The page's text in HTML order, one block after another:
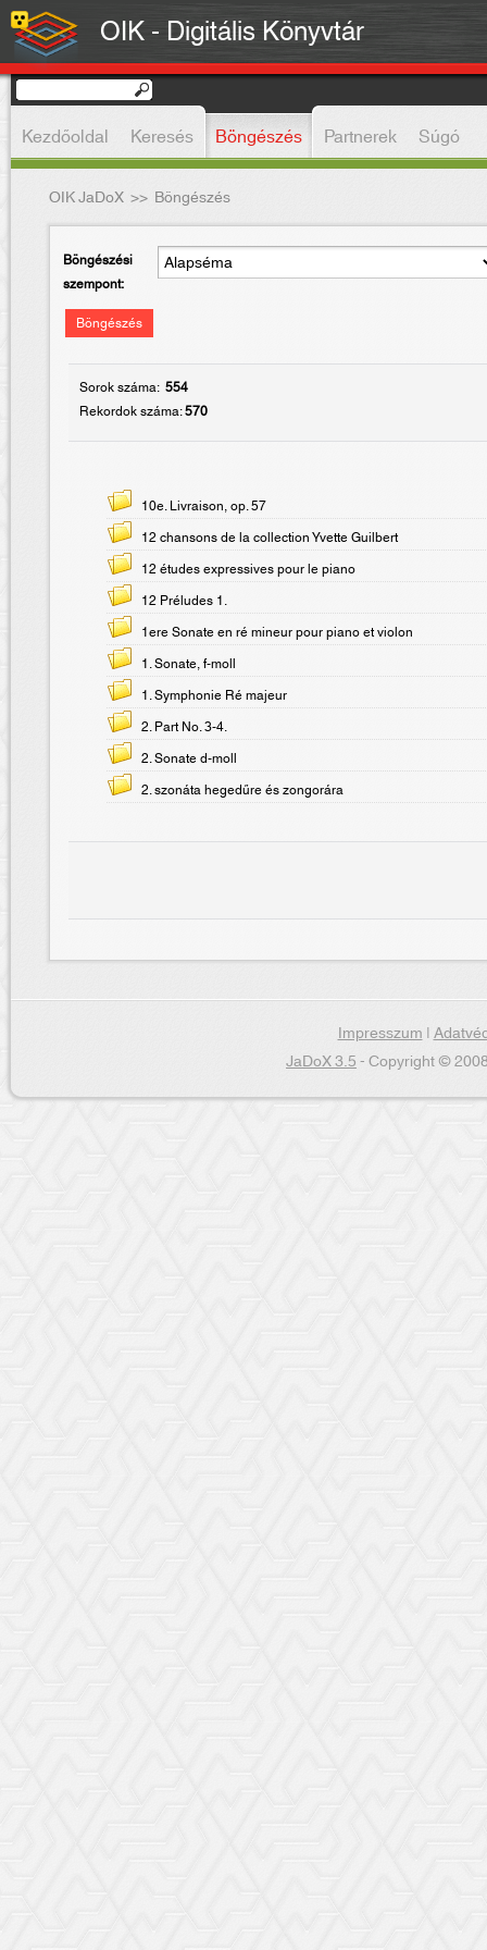
OIK - Digitális Könyvtár
Kezdőoldal Keresés Böngészés Partnerek Súgó
OIK JaDoX >> Böngészés
Böngészési
szempont:
Böngészés
Sorok száma: 554
Rekordok száma:570
10e. Livraison, op. 57
12 chansons de la collection Yvette Guilbert
12 études expressives pour le piano
12 Préludes 1.
1ere Sonate en ré mineur pour piano et violon
1. Sonate, f-moll
1. Symphonie Ré majeur
2. Part No. 3-4.
2. Sonate d-moll
2. szonáta hegedűre és zongorára
Impresszum|
JaDoX 3.5- Copyright ©